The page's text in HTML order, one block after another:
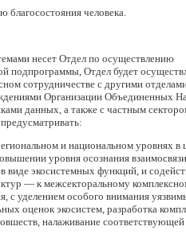
благосостояния человека.
несет Отдел по осуществлению
подпрограммы, Отдел будет
сотрудничестве с другими
Организации Объединенных
данных, а также с частным
и национальном уровнях в
уровня осознания
экосистемных функций, и
— к межсекторальному
с уделением особого внимания
оценок экосистем, разработка
налаживание соответствующей